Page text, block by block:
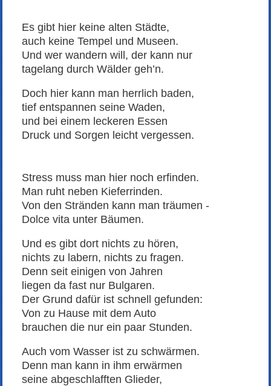
Es gibt hier keine alten Städte,
auch keine Tempel und Museen.
Und wer wandern will, der kann nur
tagelang durch Wälder geh’n.
Doch hier kann man herrlich baden,
tief entspannen seine Waden,
und bei einem leckeren Essen
Druck und Sorgen leicht vergessen.
Stress muss man hier noch erfinden.
Man ruht neben Kieferrinden.
Von den Stränden kann man träumen -
Dolce vita unter Bäumen.
Und es gibt dort nichts zu hören,
nichts zu labern, nichts zu fragen.
Denn seit einigen von Jahren
liegen da fast nur Bulgaren.
Der Grund dafür ist schnell gefunden:
Von zu Hause mit dem Auto
brauchen die nur ein paar Stunden.
Auch vom Wasser ist zu schwärmen.
Denn man kann in ihm erwärmen
seine abgeschlafften Glieder,